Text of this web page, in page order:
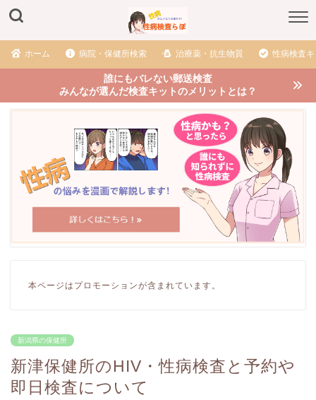
ホーム 病院・保健所検索 治療薬・抗生物質 性病検査
誰にもバレない郵送検査
みんなが選んだ検査キットのメリットとは？
本ページはプロモーションが含まれています。
新潟県の保健所
新津保健所のHIV・性病検査と予約や
即日検査について